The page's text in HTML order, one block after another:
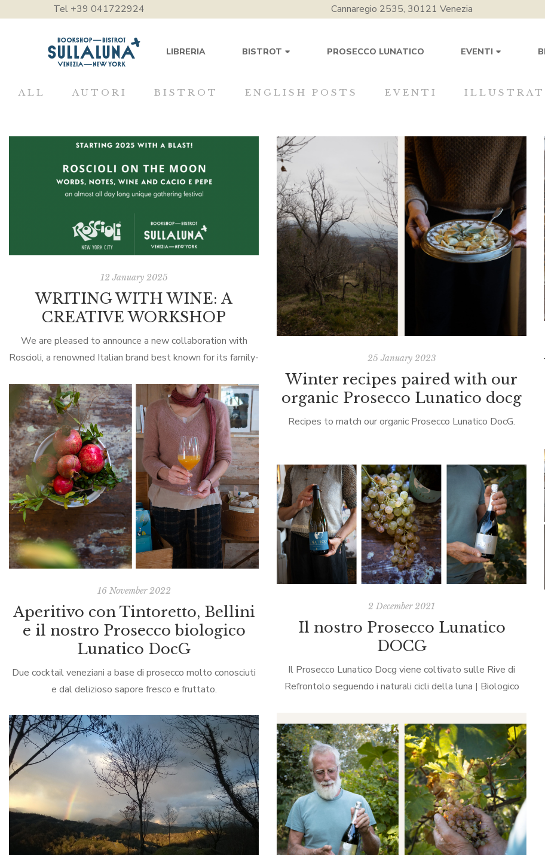
Tel +39 041722924 Cannaregio 2535, 30121 Venezia
LIBRERIA BISTROT PROSECCO LUNATICO EVENTI
ALL AUTORI BISTROT ENGLISH POSTS EVENTI
12 January 2025
WRITING WITH WINE: A
CREATIVE WORKSHOP
We are pleased to announce a new collaboration with
Roscioli, a renowned Italian brand best known for its family-
MacDougal Street in New […]
25 January 2023
Winter recipes paired with our
organic Prosecco Lunatico docg
Recipes to match our organic Prosecco Lunatico DocG.
16 November 2022
Aperitivo con Tintoretto, Bellini
e il nostro Prosecco biologico
Lunatico DocG
Due cocktail veneziani a base di prosecco molto conosciuti
e dal delizioso sapore fresco e fruttato.
2 December 2021
Il nostro Prosecco Lunatico
DOCG
Il Prosecco Lunatico Docg viene coltivato sulle Rive di
Refrontolo seguendo i naturali cicli della luna | Biologico